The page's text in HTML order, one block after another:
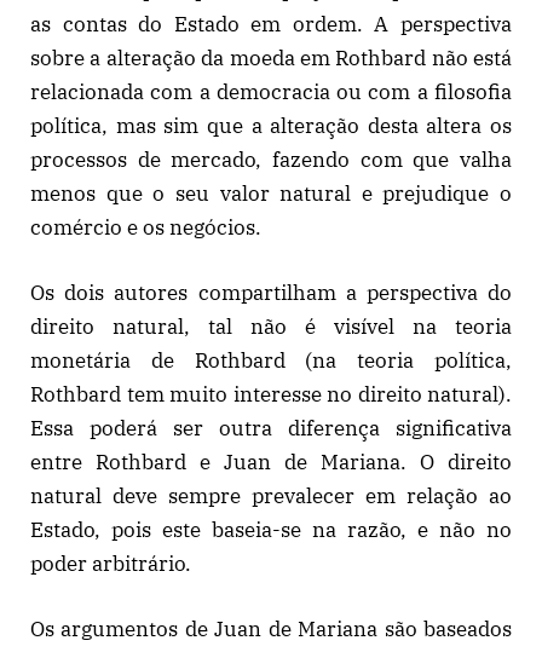
as contas do Estado em ordem. A perspectiva
sobre a alteração da moeda em Rothbard não está
relacionada com a democracia ou com a filosofia
política, mas sim que a alteração desta altera os
processos de mercado, fazendo com que valha
menos que o seu valor natural e prejudique o
comércio e os negócios.
Os dois autores compartilham a perspectiva do
direito natural, tal não é visível na teoria
monetária de Rothbard (na teoria política,
Rothbard tem muito interesse no direito natural).
Essa poderá ser outra diferença significativa
entre Rothbard e Juan de Mariana. O direito
natural deve sempre prevalecer em relação ao
Estado, pois este baseia-se na razão, e não no
poder arbitrário.
Os argumentos de Juan de Mariana são baseados